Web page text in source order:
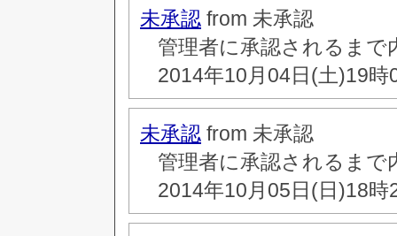
未承認 from 未承認
管理者に承認されるま
2014年10月04日(土)19時
未承認 from 未承認
管理者に承認されるま
2014年10月05日(日)18時